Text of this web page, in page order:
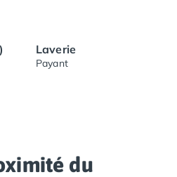
Laverie
Payant
du